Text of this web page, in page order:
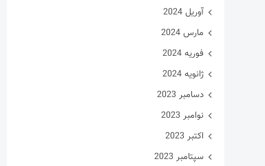
آوریل 2024
مارس 2024
فوریه 2024
ژانویه 2024
دسامبر 2023
نوامبر 2023
اکتبر 2023
سپتامبر 2023